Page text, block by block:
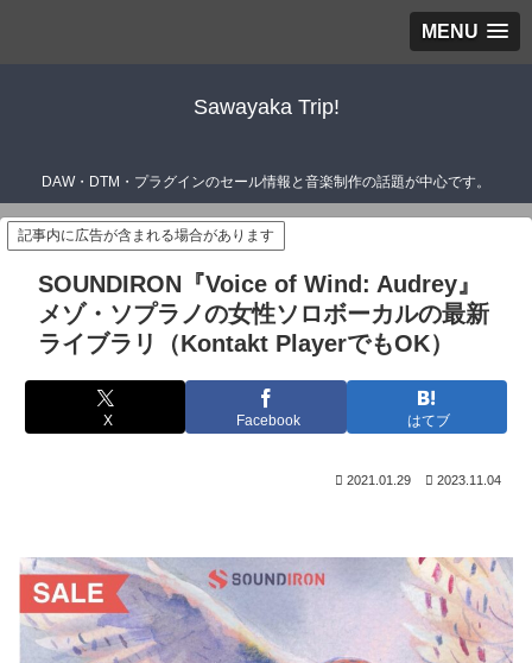
MENU
Sawayaka Trip!
DAW・DTM・プラグインのセール情報と音楽制作の話題が中心です。
記事内に広告が含まれる場合があります
SOUNDIRON『Voice of Wind: Audrey』
メゾ・ソプラノの女性ソロボーカルの最新
ライブラリ（Kontakt PlayerでもOK）
X Facebook はてブ
2021.01.29 2023.11.04